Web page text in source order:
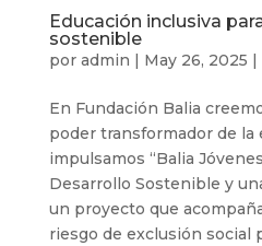
Educación inclusiva
sostenible
por admin | May 26, 2025 |
En Fundación Balia
poder transformador de la
impulsamos “Balia
Desarrollo Sostenible y
un proyecto que
riesgo de exclusión social